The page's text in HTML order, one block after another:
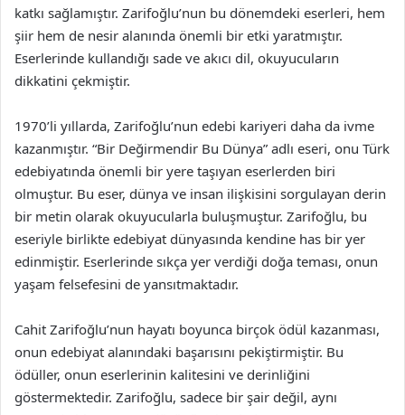
katkı sağlamıştır. Zarifoğlu’nun bu dönemdeki eserleri, hem
şiir hem de nesir alanında önemli bir etki yaratmıştır.
Eserlerinde kullandığı sade ve akıcı dil, okuyucuların
dikkatini çekmiştir.
1970’li yıllarda, Zarifoğlu’nun edebi kariyeri daha da ivme
kazanmıştır. “Bir Değirmendir Bu Dünya” adlı eseri, onu Türk
edebiyatında önemli bir yere taşıyan eserlerden biri
olmuştur. Bu eser, dünya ve insan ilişkisini sorgulayan derin
bir metin olarak okuyucularla buluşmuştur. Zarifoğlu, bu
eseriyle birlikte edebiyat dünyasında kendine has bir yer
edinmiştir. Eserlerinde sıkça yer verdiği doğa teması, onun
yaşam felsefesini de yansıtmaktadır.
Cahit Zarifoğlu’nun hayatı boyunca birçok ödül kazanması,
onun edebiyat alanındaki başarısını pekiştirmiştir. Bu
ödüller, onun eserlerinin kalitesini ve derinliğini
göstermektedir. Zarifoğlu, sadece bir şair değil, aynı